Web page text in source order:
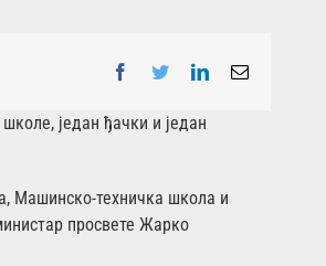
Facebook
TwitterLinkedInEmail
један ђачки и један
Машинско-техничка школа и
просвете Жарко